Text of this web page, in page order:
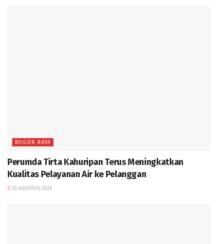
BOGOR RAYA
Perumda Tirta Kahuripan Terus Meningkatkan
Kualitas Pelayanan Air ke Pelanggan
10 AGUSTUS 2026